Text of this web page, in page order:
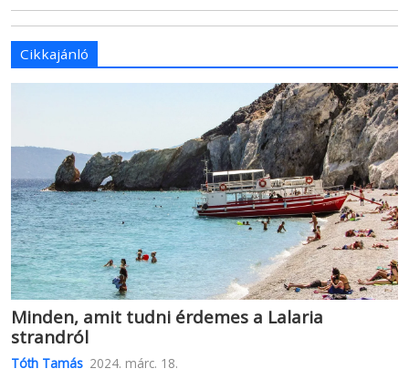
Cikkajánló
Minden, amit tudni érdemes a Lalaria
strandról
Tóth Tamás 2024. márc. 18.